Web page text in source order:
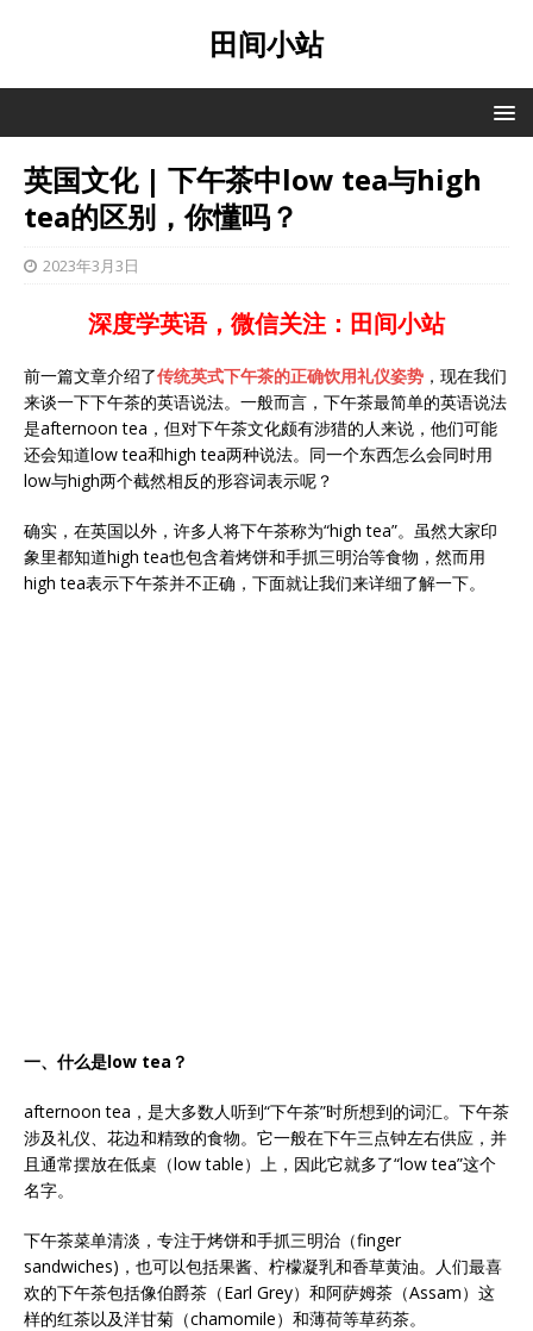
田间小站
英国文化 | 下午茶中low tea与high
tea的区别，你懂吗？
2023年3月3日
深度学英语，微信关注：田间小站
前一篇文章介绍了传统英式下午茶的正确饮用礼仪姿势 ，现在我们
来谈一下下午茶的英语说法。一般而言，下午茶最简单的英语说法
是afternoon tea，但对下午茶文化颇有涉猎的人来说，他们可能
还会知道low tea和high tea两种说法。同一个东西怎么会同时用
low与high两个截然相反的形容词表示呢？
确实，在英国以外，许多人将下午茶称为“high tea”。虽然大家印
象里都知道high tea也包含着烤饼和手抓三明治等食物，然而用
high tea表示下午茶并不正确，下面就让我们来详细了解一下。
一、什么是low tea？
afternoon tea，是大多数人听到“下午茶”时所想到的词汇。下午茶
涉及礼仪、花边和精致的食物。它一般在下午三点钟左右供应，并
且通常摆放在低桌（low table）上，因此它就多了“low tea”这个
名字。
下午茶菜单清淡，专注于烤饼和手抓三明治（finger
sandwiches)，也可以包括果酱、柠檬凝乳和香草黄油。人们最喜
欢的下午茶包括像伯爵茶（Earl Grey）和阿萨姆茶（Assam）这
样的红茶以及洋甘菊（chamomile）和薄荷等草药茶。